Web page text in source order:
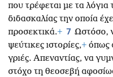
που τρέφεται με τα λόγια
διδασκαλίας την οποία
προσεκτικά.+ 7 Ωστόσο,
ψεύτικες ιστορίες,+ όπως
γριές. Απεναντίας, να
στόχο τη θεοσεβή